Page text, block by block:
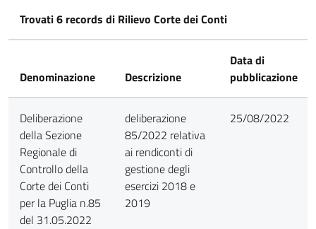
Trovati 6 records di Rilievo Corte dei Conti
Denominazione Descrizione
Data di
pubblicazione
Deliberazione
della Sezione
Regionale di
Controllo della
Corte dei Conti
per la Puglia n.85
del 31.05.2022
deliberazione
85/2022 relativa
ai rendiconti di
gestione degli
esercizi 2018 e
2019
25/08/2022